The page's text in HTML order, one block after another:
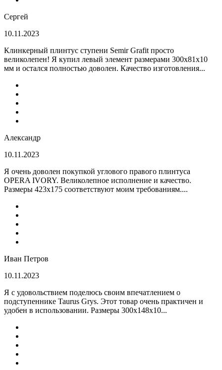
Сергей
10.11.2023
Клинкерный плинтус ступени Semir Grafit просто
великолепен! Я купил левый элемент размерами 300х81х10
мм и остался полностью доволен. Качество изготовления...
Александр
10.11.2023
Я очень доволен покупкой углового правого плинтуса
OPERA IVORY. Великолепное исполнение и качество.
Размеры 423х175 соответствуют моим требованиям....
Иван Петров
10.11.2023
Я с удовольствием поделюсь своим впечатлением о
подступеннике Taurus Grys. Этот товар очень практичен и
удобен в использовании. Размеры 300х148х10...